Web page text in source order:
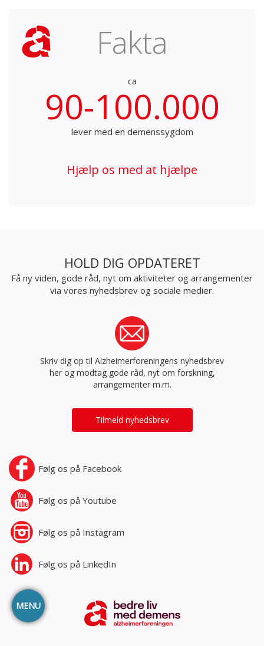
MENU
Fakta
ca
90-100.000
lever med en demenssygdom
Hjælp os med at hjælpe
HOLD DIG OPDATERET
Få ny viden, gode råd, nyt om aktiviteter og arrangementer
via vores nyhedsbrev og sociale medier.
Skriv dig op til Alzheimerforeningens nyhedsbrev
her og modtag gode råd, nyt om forskning,
arrangementer m.m.
Tilmeld nyhedsbrev
Følg os på Facebook
Følg os på Youtube
Følg os på Instagram
Følg os på LinkedIn